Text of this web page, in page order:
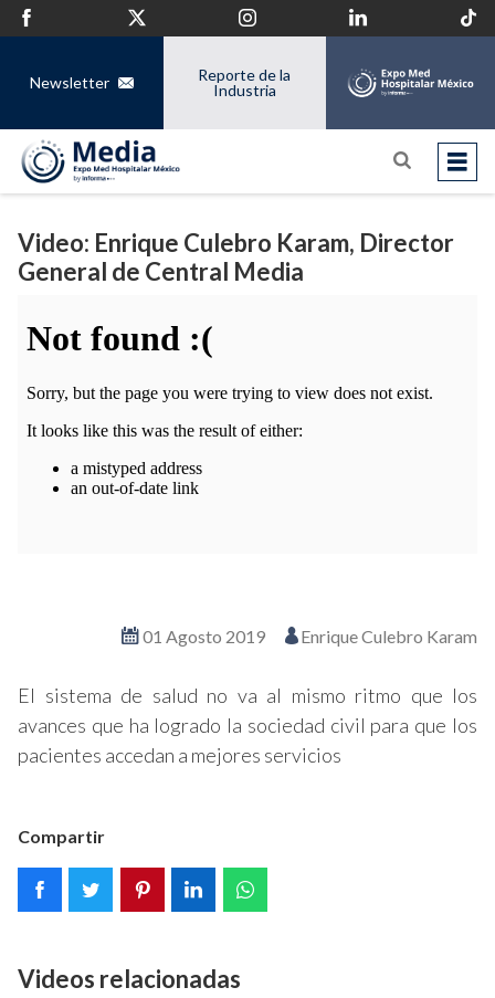
Newsletter
Reporte de la
Industria
Video: Enrique Culebro Karam, Director
General de Central Media
01 Agosto 2019 Enrique Culebro Karam
El sistema de salud no va al mismo ritmo que los
avances que ha logrado la sociedad civil para que los
pacientes accedan a mejores servicios
Compartir
Videos relacionadas